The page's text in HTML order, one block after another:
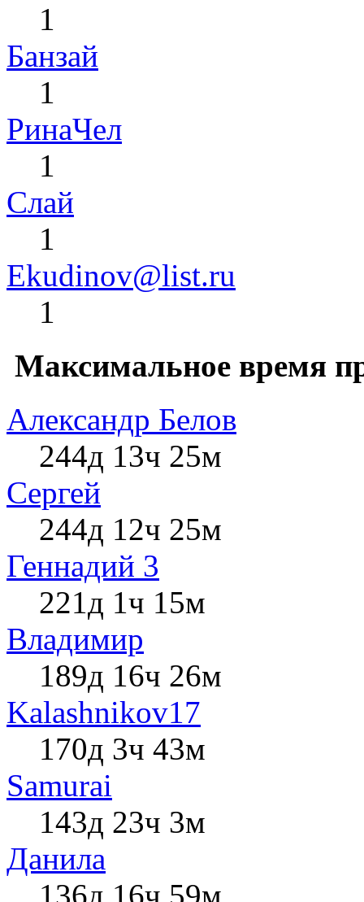
1
Банзай
1
РинаЧел
1
Слай
1
Ekudinov@list.ru
1
Максимальное время
Александр Белов
244д 13ч 25м
Сергей
244д 12ч 25м
Геннадий 3
221д 1ч 15м
Влaдимир
189д 16ч 26м
Kalashnikov17
170д 3ч 43м
Samurai
143д 23ч 3м
Данила